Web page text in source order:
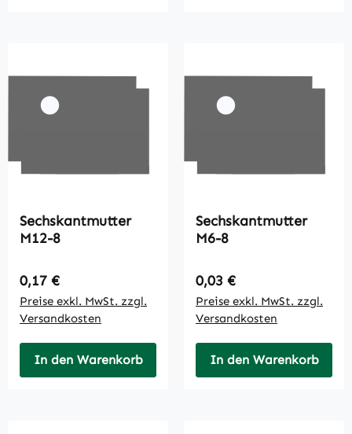
Sechskantmutter
M12-8
Regulärer Preis:
0,17 €
Preise exkl. MwSt. zzgl.
Versandkosten
In den Warenkorb
Sechskantmutter
M6-8
Regulärer Preis:
0,03 €
Preise exkl. MwSt. zzgl.
Versandkosten
In den Warenkorb